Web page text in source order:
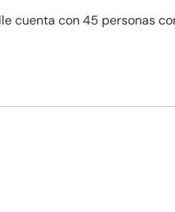
cuenta con 45 personas